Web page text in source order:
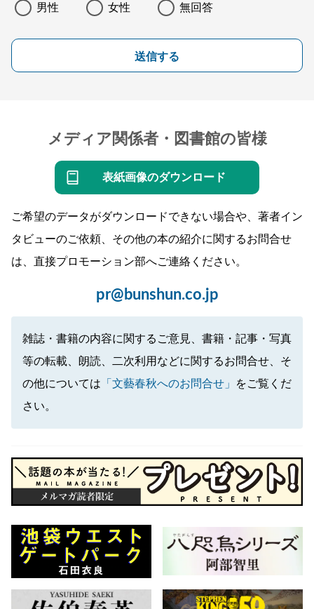
男性 女性 無回答
送信する
メディア関係者・図書館の皆様
表紙画像のダウンロード
ご希望のデータがダウンロードできない場合や、著者イン
タビューのご依頼、その他の本の紹介に関するお問合せ
は、直接プロモーション部へご連絡ください。
pr@bunshun.co.jp
雑誌・書籍の内容に関するご意見、書籍・記事・写真
等の転載、朗読、二次利用などに関するお問合せ、そ
の他については 「文藝春秋へのお問合せ」
をご覧くだ
さい。